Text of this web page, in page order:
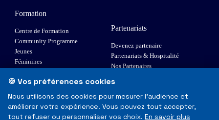
Formation
Centre de Formation
Community Programme
Jeunes
Féminines
Elite 1
Partenariats
Devenez partenaire
Partenariats & Hospitalité
Nos Partenaires
© Toulouse Olympique XIII - Tous droits réservés
🍪 Vos préférences cookies
Nous utilisons des cookies pour mesurer l'audience et
améliorer votre expérience. Vous pouvez tout accepter,
tout refuser ou personnaliser vos choix. En savoir plus